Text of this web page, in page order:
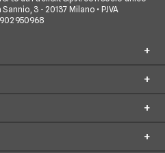
Sannio, 3 - 20137 Milano • P.IVA